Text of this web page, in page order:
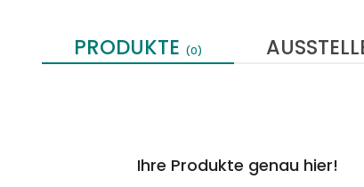
PRODUKTE (0)
Ihre Produkte genau hier!